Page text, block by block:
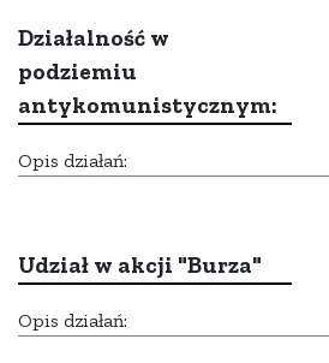
Działalność w
podziemiu
antykomunistycznym:
Opis działań:
Udział w akcji "Burza"
Opis działań: